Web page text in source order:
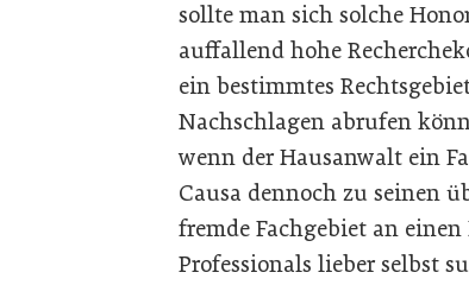
sollte man sich solche
auffallend hohe
ein bestimmtes
Nachschlagen abrufen
wenn der Hausanwalt ein
Causa dennoch zu seinen
fremde Fachgebiet an
Professionals lieber selbst